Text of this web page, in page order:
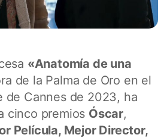
«Anatomía de una
de la Palma de Oro en el
de Cannes de 2023, ha
cinco premios Óscar,
Película, Mejor Director,